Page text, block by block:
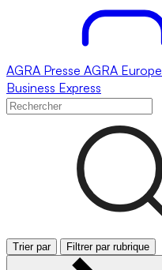
AGRA Presse AGRA Europe
Business Express
Trier par Filtrer par rubrique